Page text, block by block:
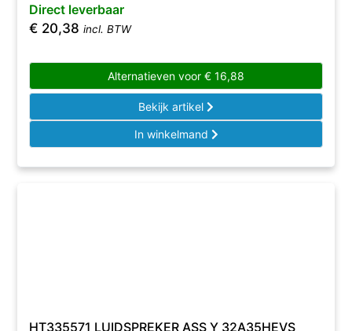
Direct leverbaar
€ 20,38 incl. BTW
Alternatieven voor € 16,88
Bekijk artikel
In winkelmand
HT335571 LUIDSPREKER ASS Y 32A35HEVS